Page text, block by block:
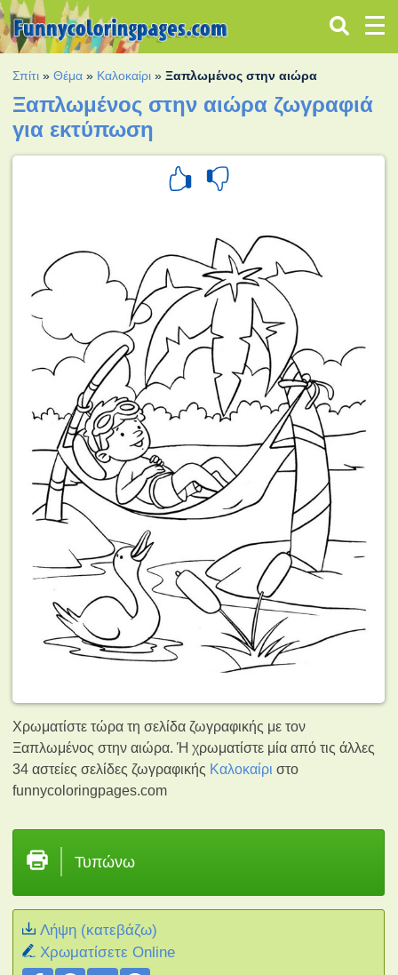
Σπίτι »Θέμα » Καλοκαίρι »Ξαπλωμένος στην αιώρα
Ξαπλωμένος στην αιώρα ζωγραφιά
για εκτύπωση
Χρωματίστε τώρα τη σελίδα ζωγραφικής με τον
Ξαπλωμένος στην αιώρα. Ή χρωματίστε μία από τις άλλες
34 αστείες σελίδες ζωγραφικής Καλοκαίρι στο
funnycoloringpages.com
Τυπώνω
Λήψη (κατεβάζω)
Xρωματίσετε Online